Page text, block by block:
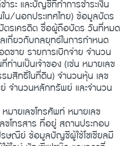
ำระ และบัญชีที่ทำการชำระเงิน
ใน/นอกประเทศไทย) ข้อมูลบัตร
บัตรเครดิต ชื่อผู้ถือบัตร วันที่หมด
กี่ยวกับกลยุทธ์ในการกำหนด
ขาย รายการเบิกจ่าย จำนวน
านเป็นเจ้าของ (เช่น หมายเลข
สิทธิ์ในที่ดิน) จำนวนหุ้น เลข
จำนวนหลักทรัพย์ และจำนวน
หมายเลขโทรศัพท์ หมายเลข
โทรสาร ที่อยู่ สถานประกอบ
ษณีย์ ข้อมูลบัญชีผู้ใช้โซเชียลมี